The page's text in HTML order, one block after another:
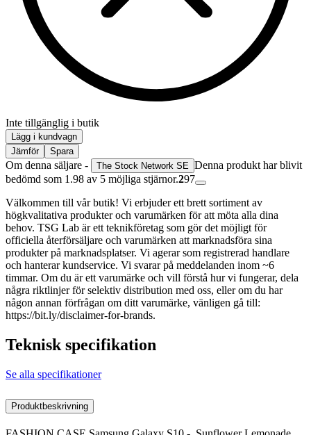
Inte tillgänglig i butik
Lägg i kundvagn
Jämför
Spara
Om denna säljare - The Stock Network SE Denna produkt har blivit
bedömd som 1.98 av 5 möjliga stjärnor.297
Välkommen till vår butik! Vi erbjuder ett brett sortiment av
högkvalitativa produkter och varumärken för att möta alla dina
behov. TSG Lab är ett teknikföretag som gör det möjligt för
officiella återförsäljare och varumärken att marknadsföra sina
produkter på marknadsplatser. Vi agerar som registrerad handlare
och hanterar kundservice. Vi svarar på meddelanden inom ~6
timmar. Om du är ett varumärke och vill förstå hur vi fungerar, dela
några riktlinjer för selektiv distribution med oss, eller om du har
någon annan förfrågan om ditt varumärke, vänligen gå till:
https://bit.ly/disclaimer-for-brands.
Teknisk specifikation
Se alla specifikationer
Produktbeskrivning